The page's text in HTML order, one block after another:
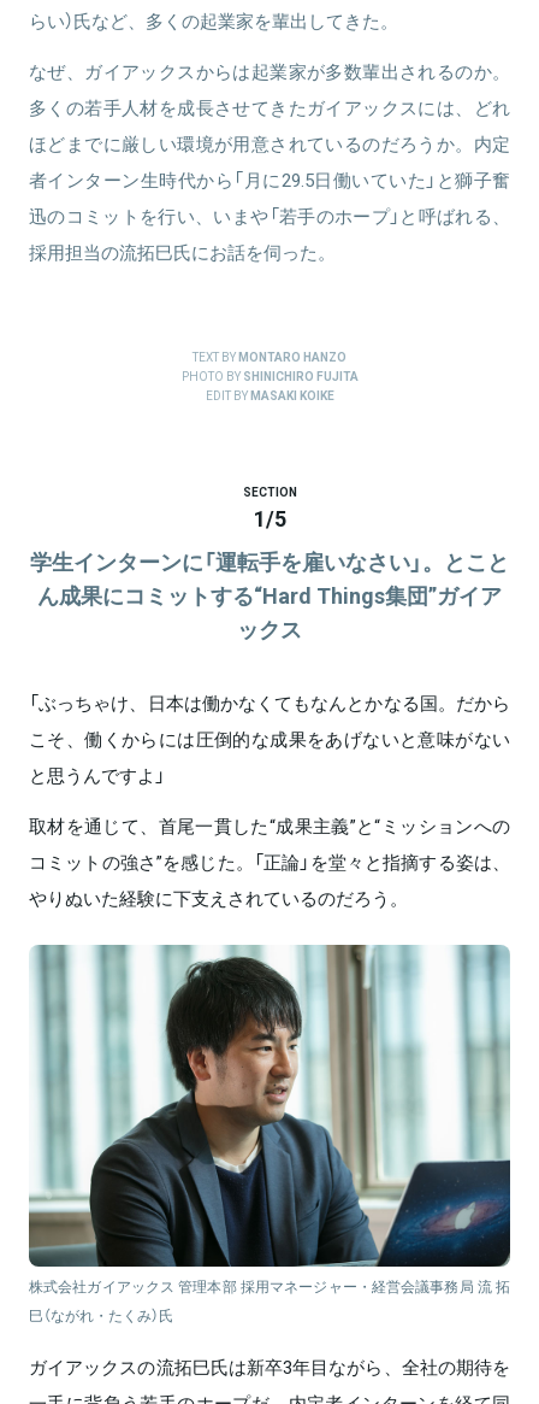
らい）氏など、多くの起業家を輩出してきた。
なぜ、ガイアックスからは起業家が多数輩出されるのか。
多くの若手人材を成長させてきたガイアックスには、どれ
ほどまでに厳しい環境が用意されているのだろうか。内定
者インターン生時代から「月に29.5日働いていた」と獅子奮
迅のコミットを行い、いまや「若手のホープ」と呼ばれる、
採用担当の流拓巳氏にお話を伺った。
TEXT BYMONTARO HANZO
PHOTO BY SHINICHIRO FUJITA
EDIT BYMASAKI KOIKE
SECTION
1/5
学生インターンに「運転手を雇いなさい」。とこと
ん成果にコミットする“Hard Things集団”ガイア
ックス
「ぶっちゃけ、日本は働かなくてもなんとかなる国。だから
こそ、働くからには圧倒的な成果をあげないと意味がない
と思うんですよ」
取材を通じて、首尾一貫した“成果主義”と“ミッションへの
コミットの強さ”を感じた。「正論」を堂々と指摘する姿は、
やりぬいた経験に下支えされているのだろう。
株式会社ガイアックス 管理本部 採用マネージャー・経営会議事務局 流 拓
巳（ながれ・たくみ）氏
ガイアックスの流拓巳氏は新卒3年目ながら、全社の期待を